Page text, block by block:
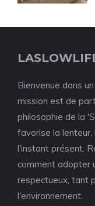
Bienvenue dans
mission est de
philosophie de la
favorise la lenteur,
l'instant présent.
comment adopter
respectueux, tant
l'environnement.